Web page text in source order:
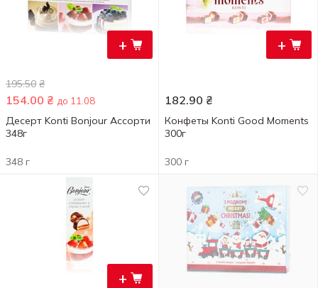
+
195.50 ₴
154.00 ₴ до 11.08
Десерт Konti Bonjour Ассорти
348г
348 г
+
182.90 ₴
Конфеты Konti Good Moments
300г
300 г
+